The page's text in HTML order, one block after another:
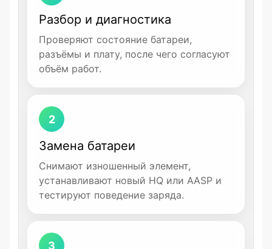
Разбор и диагностика
Проверяют состояние батареи,
разъёмы и плату, после чего согласуют
объём работ.
2
Замена батареи
Снимают изношенный элемент,
устанавливают новый HQ или AASP и
тестируют поведение заряда.
3